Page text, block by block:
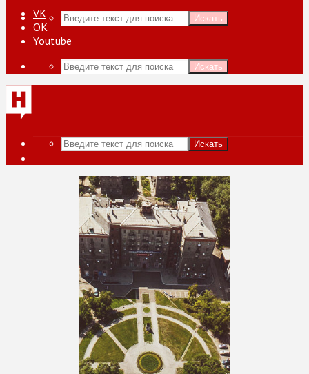
Искать
VK
ОК
Youtube
Искать
Искать